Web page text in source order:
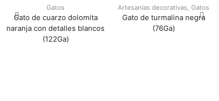
Gatos
Gato de cuarzo dolomita
naranja con detalles blancos
(122Ga)
Artesanías decorativas Gatos
Gato de turmalina negra
(76Ga)